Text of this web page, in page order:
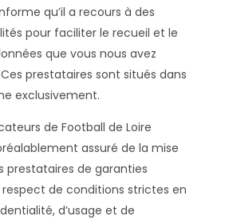
qu’il a recours à des
pour faciliter le recueil et le
que vous nous avez
prestataires sont situés dans
exclusivement.
de Football de Loire
assuré de la mise
prestataires de garanties
de conditions strictes en
d’usage et de